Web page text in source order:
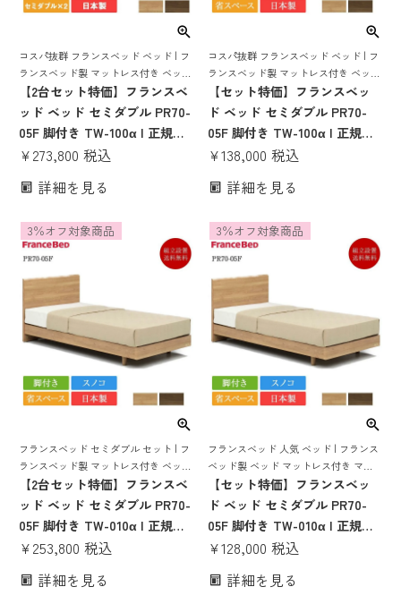
コスパ抜群 フランスベッド ベッド | フ
ランスベッド製 マットレス付き ベット
マットレス 付き マットレスセット 70
周年 脚付き スノコ すのこ すのこベッ
【2台セット特価】フランスベ
ッド ベッド セミダブル PR70-
05F 脚付き TW-100α | 正規品
フランスベッド製 セミダブル
レスセット ベッドセット ベッ
すのこベッド 日本製 pr70-05f
tw-100α ファミリーベッド
¥273,800 税込
詳細を見る
コスパ抜群 フランスベッド ベッド | フ
ランスベッド製 マットレス付き ベット
マットレス 付き マットレスセット 70
周年 脚付き スノコ すのこ すのこベッ
【セット特価】フランスベッ
ド ベッド セミダブル PR70-
05F 脚付き TW-100α | 正規品
フランスベッド製 ベッド マ
ト フレームマットレスセット
ド セミダブルベット 日本製 国
産 すのこ 70周年
¥138,000 税込
詳細を見る
フランスベッド セミダブル セット | フ
ランスベッド製 マットレス付き ベット
マットレス 付き マットレスセット 70
周年 脚付き スノコ すのこ すのこベッ
【2台セット特価】フランスベ
ッド ベッド セミダブル PR70-
05F 脚付き TW-010α | 正規品
フランスベッド製 セミダブル
レスセット ベッドセット ベッ
3％オフ対象商品
¥253,800 税込
詳細を見る
フランスベッド 人気 ベッド | フランス
ベッド製 ベッド マットレス付き マッ
トレスセット ベッドセット 日本製 国
産
【セット特価】フランスベッ
ド ベッド セミダブル PR70-
05F 脚付き TW-010α | 正規品
フランスベッド製 ベッド マ
ト フレームマットレスセット
3％オフ対象商品
¥128,000 税込
詳細を見る